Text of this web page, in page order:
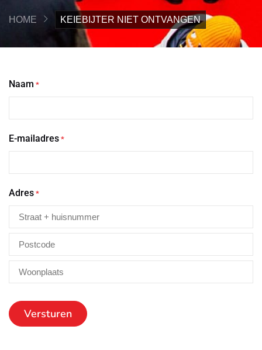
HOME KEIEBIJTER NIET ONTVANGEN
Naam *
E-mailadres *
Adres *